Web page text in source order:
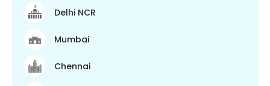
Delhi NCR
Mumbai
Chennai